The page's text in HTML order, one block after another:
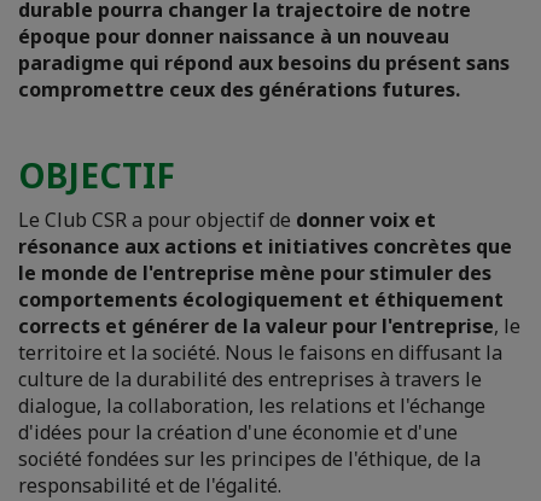
durable pourra changer la trajectoire de notre
époque pour donner naissance à un nouveau
paradigme qui répond aux besoins du présent sans
compromettre ceux des générations futures.
OBJECTIF
Le Club CSR a pour objectif de donner voix et
résonance aux actions et initiatives concrètes que
le monde de l'entreprise mène pour stimuler des
comportements écologiquement et éthiquement
corrects et générer de la valeur pour l'entreprise, le
territoire et la société. Nous le faisons en diffusant la
culture de la durabilité des entreprises à travers le
dialogue, la collaboration, les relations et l'échange
d'idées pour la création d'une économie et d'une
société fondées sur les principes de l'éthique, de la
responsabilité et de l'égalité.